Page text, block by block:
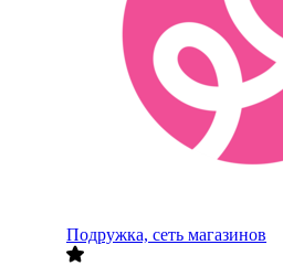
Подружка, сеть магазинов